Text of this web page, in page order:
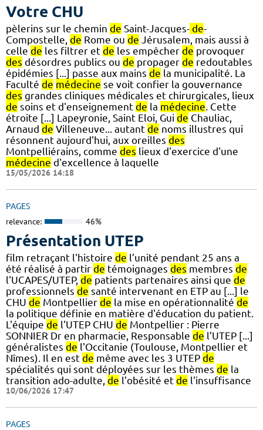
Votre CHU
pèlerins sur le chemin de Saint-Jacques- de-
Compostelle, de Rome ou de Jérusalem, mais aussi à
celle de les filtrer et de les empêcher de provoquer
des désordres publics ou de propager de redoutables
épidémies [...] passe aux mains de la municipalité. La
Faculté de médecine se voit confier la gouvernance
des grandes cliniques médicales et chirurgicales, lieux
de soins et d'enseignement de la médecine . Cette
étroite [...] Lapeyronie, Saint Eloi, Gui de Chauliac,
Arnaud de Villeneuve... autant de noms illustres qui
résonnent aujourd'hui, aux oreilles des
Montpelliérains, comme des lieux d'exercice d'une
médecine d'excellence à laquelle
15/05/2026 14:18
PAGES
relevance: 46%
Présentation UTEP
film retraçant l'histoire de l’unité pendant 25 ans a
été réalisé à partir de témoignages des membres de
l'UCAPES/UTEP, de patients partenaires ainsi que de
professionnels de santé intervenant en ETP au [...] le
CHU de Montpellier de la mise en opérationnalité de
la politique définie en matière d'éducation du patient.
L'équipe de l'UTEP CHU de Montpellier : Pierre
SONNIER Dr en pharmacie, Responsable de l’UTEP [...]
généralistes de l'Occitanie (Toulouse, Montpellier et
Nîmes). Il en est de même avec les 3 UTEP de
spécialités qui sont déployées sur les thèmes de la
transition ado-adulte, de l'obésité et de l'insuffisance
10/06/2026 17:47
PAGES